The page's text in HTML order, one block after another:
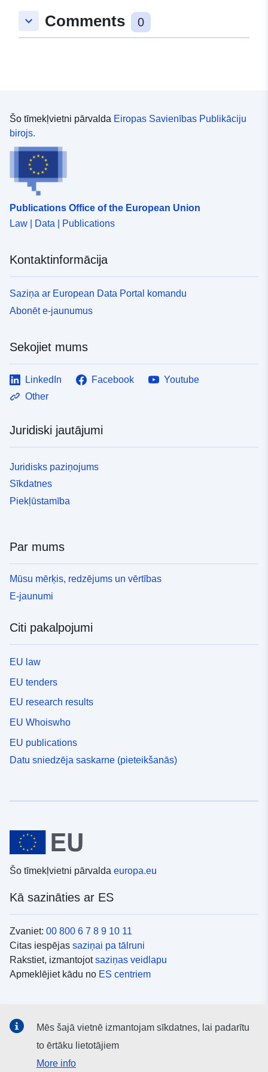
49.0178121 ], [ 9.094121,
49.0178121 ], [ 9.094121,
uriRef:
keyboard_arrow_down Comments 0
Šo tīmekļvietni pārvalda Eiropas Savienības Publikāciju
birojs.
Publications Office of the European Union
Law | Data | Publications
Kontaktinformācija
Saziņa ar European Data Portal komandu
Abonēt e-jaunumus
Sekojiet mums
LinkedIn Facebook
Youtube
Other
Juridiski jautājumi
Juridisks paziņojums
Sīkdatnes
Piekļūstamība
Par mums
Mūsu mērķis, redzējums un vērtības
E-jaunumi
Citi pakalpojumi
EU law
EU tenders
EU research results
EU Whoiswho
EU publications
Datu sniedzēja saskarne (pieteikšanās)
Šo tīmekļvietni pārvalda europa.eu
Kā sazināties ar ES
Zvaniet: 00 800 6 7 8 9 10 11
Citas iespējas saziņai pa tālruni
Rakstiet, izmantojotsaziņas veidlapu
Apmeklējiet kādu no ES centriem
ES kontisociālajos medijos
Mēs šajā vietnē izmantojam sīkdatnes, lai padarītu
to ērtāku lietotājiem
More info